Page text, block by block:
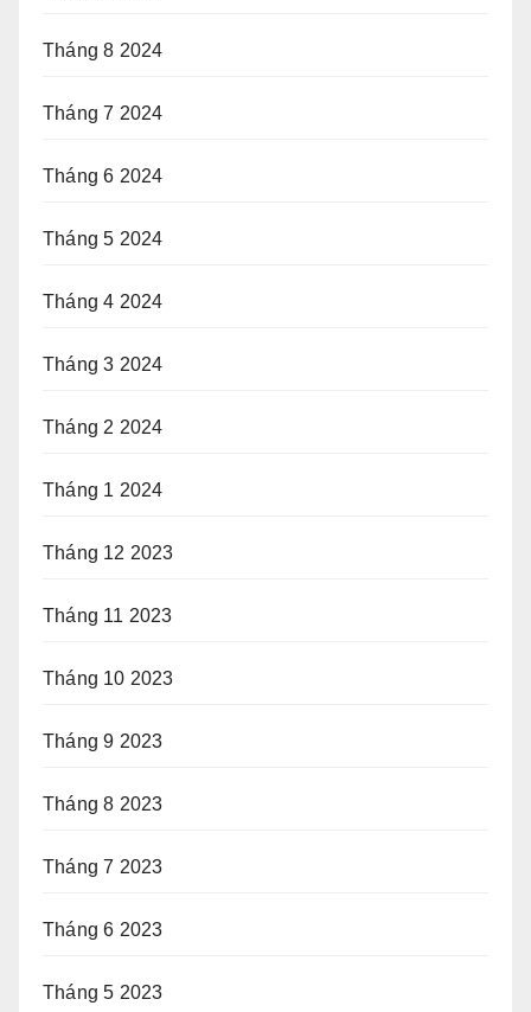
Tháng 8 2024
Tháng 7 2024
Tháng 6 2024
Tháng 5 2024
Tháng 4 2024
Tháng 3 2024
Tháng 2 2024
Tháng 1 2024
Tháng 12 2023
Tháng 11 2023
Tháng 10 2023
Tháng 9 2023
Tháng 8 2023
Tháng 7 2023
Tháng 6 2023
Tháng 5 2023